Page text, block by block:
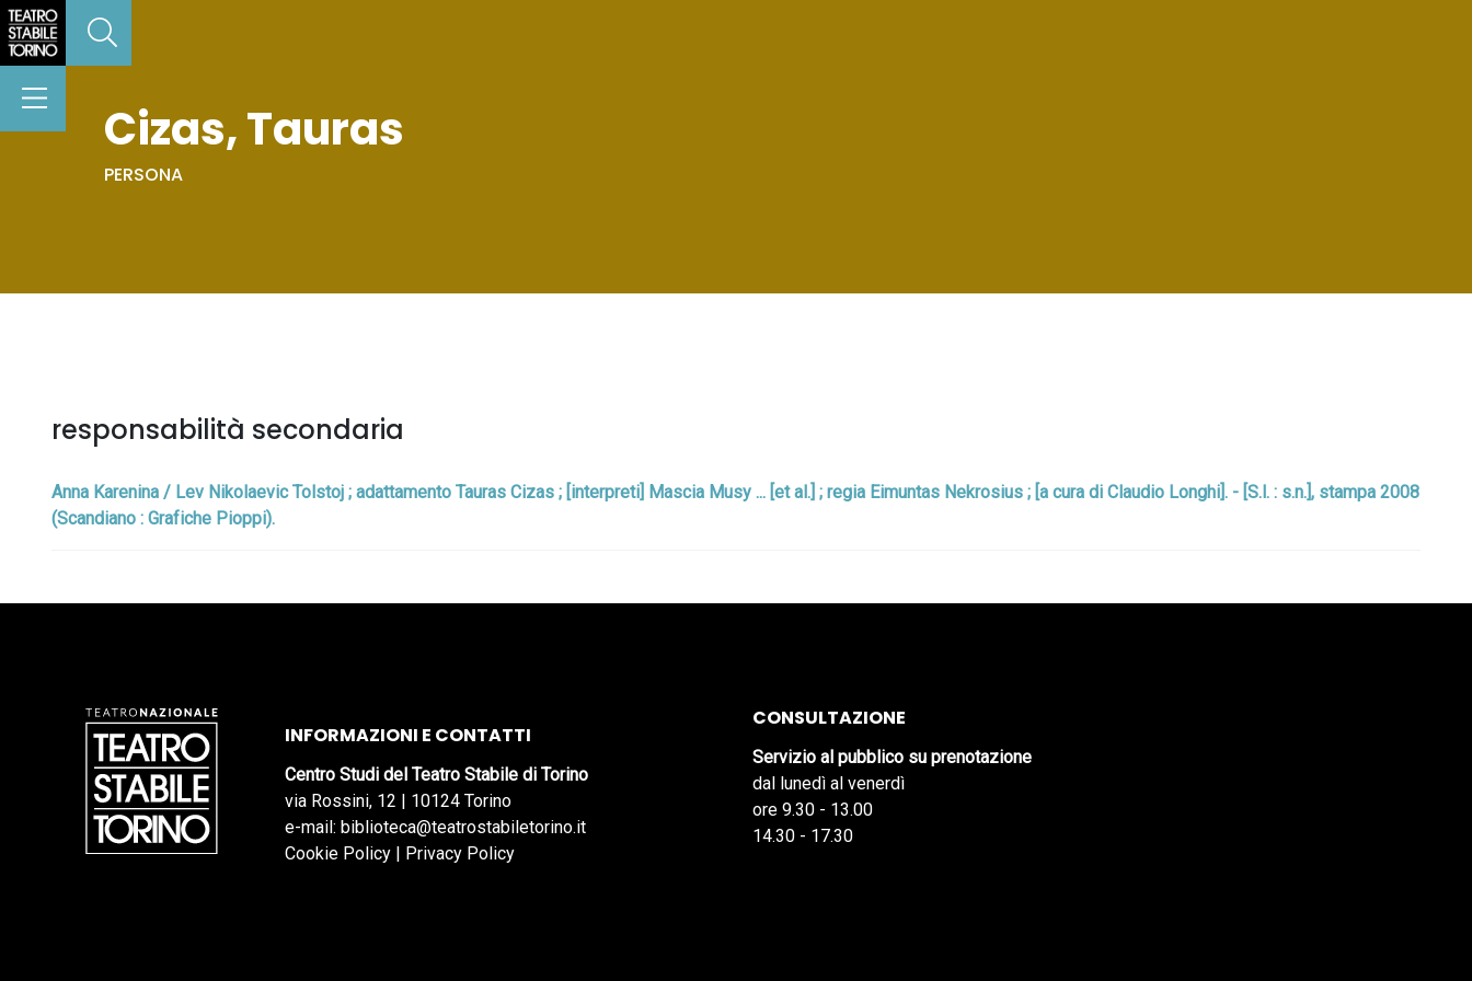
Cizas, Tauras
PERSONA
responsabilità secondaria
Anna Karenina / Lev Nikolaevic Tolstoj ; adattamento Tauras Cizas ; [interpreti] Mascia Musy ... [et al.] ; regia Eimuntas Nekrosius ; [a cura di Claudio Longhi]. - [S.l. : s.n.], stampa 2008
(Scandiano : Grafiche Pioppi).
INFORMAZIONI E CONTATTI
Centro Studi del Teatro Stabile di Torino
via Rossini, 12 | 10124 Torino
e-mail: biblioteca@teatrostabiletorino.it
Cookie Policy | Privacy Policy
CONSULTAZIONE
Servizio al pubblico su prenotazione
dal lunedì al venerdì
ore 9.30 - 13.00
14.30 - 17.30